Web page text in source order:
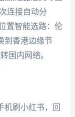
连接自动分
置智能选路：伦
到香港边缘节
国内网络。
机刷小红书，回